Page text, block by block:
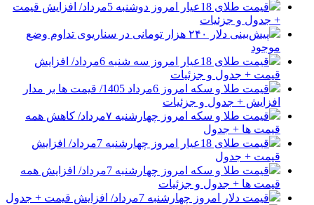
قیمت طلای 18عیار امروز دوشنبه 5مرداد/ افزایش قیمت
+ جدول و جزئیات
پیش‌بینی دلار ۲۴۰ هزار تومانی در سناریوی تداوم وضع
موجود
قیمت طلای 18عیار امروز سه شنبه 6مرداد/ افزایش
قیمت + جدول و جزئیات
قیمت طلا و سکه امروز 6مرداد 1405/ قیمت ها بر مدار
افزایش + جدول و جزئیات
قیمت طلا و سکه امروز چهارشنبه ۷مرداد/ کاهش همه
قیمت ها + جدول
قیمت طلای 18عیار امروز چهارشنبه 7مرداد/ افزایش
قیمت + جدول
قیمت طلا و سکه امروز چهارشنبه 7مرداد/ افزایش همه
قیمت ها + جدول و جزئیات
قیمت دلار امروز چهارشنبه 7مرداد/ افزایش قیمت + جدول